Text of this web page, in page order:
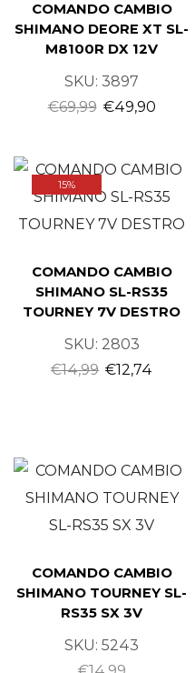
COMANDO CAMBIO
SHIMANO DEORE XT SL-
M8100R DX 12V
SKU: 3897
€69,99 €49,90
15%
COMANDO CAMBIO
SHIMANO SL-RS35
TOURNEY 7V DESTRO
SKU: 2803
€14,99 €12,74
COMANDO CAMBIO
SHIMANO TOURNEY SL-
RS35 SX 3V
SKU: 5243